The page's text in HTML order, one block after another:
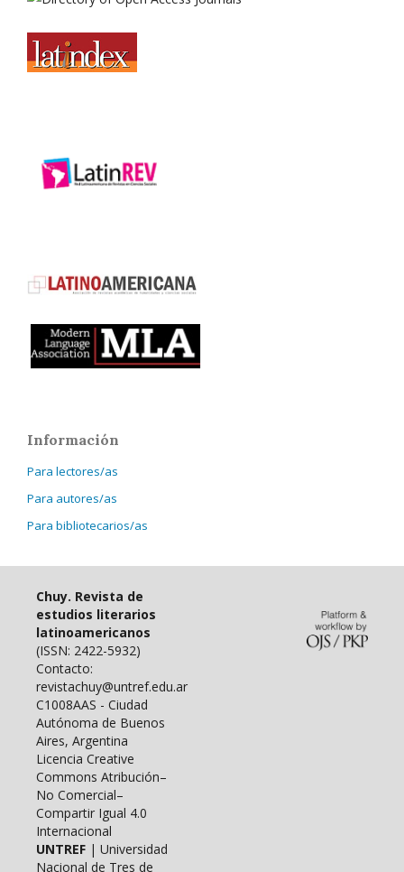
Información
Para lectores/as
Para autores/as
Para bibliotecarios/as
Chuy. Revista de
estudios literarios
latinoamericanos
(ISSN: 2422-5932)
Contacto:
revistachuy@untref.edu.ar
C1008AAS - Ciudad
Autónoma de Buenos
Aires, Argentina
Licencia Creative
Commons Atribución–
No Comercial–
Compartir Igual 4.0
Internacional
UNTREF | Universidad
Nacional de Tres de